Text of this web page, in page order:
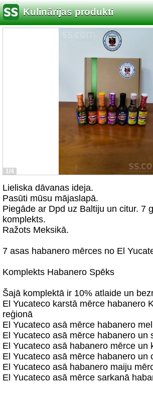
Kulinārijas produkti
1/4
Lieliska dāvanas ideja.
Pasūti mūsu mājaslapā.
Piegāde ar Dpd uz Baltiju un citur. 7
komplekts.
Ražots Meksikā.
7 asas habanero mērces no El
Komplekts Habanero Spēks
Šajā komplektā ir 10% atlaide un
El Yucateco karstā mērce habanero
reģionā
El Yucateco asā mērce habanero
El Yucateco asā mērce habanero un
El Yucateco asā habanero mērce un
El Yucateco asā mērce habanero un
El Yucateco asā habanero maiju
El Yucateco asā mērce sarkanā